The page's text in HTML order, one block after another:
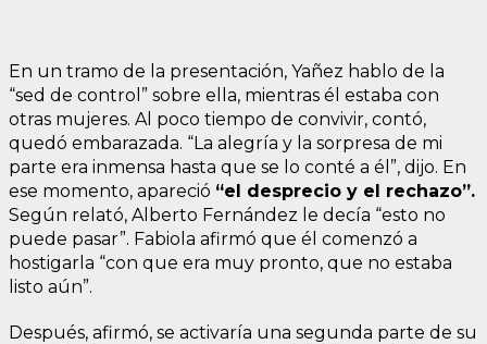
En un tramo de la presentación, Yañez hablo de la
“sed de control” sobre ella, mientras él estaba con
otras mujeres. Al poco tiempo de convivir, contó,
quedó embarazada. “La alegría y la sorpresa de mi
parte era inmensa hasta que se lo conté a él”, dijo. En
ese momento, apareció “el desprecio y el rechazo”.
Según relató, Alberto Fernández le decía “esto no
puede pasar”. Fabiola afirmó que él comenzó a
hostigarla “con que era muy pronto, que no estaba
listo aún”.
Después, afirmó, se activaría una segunda parte de su